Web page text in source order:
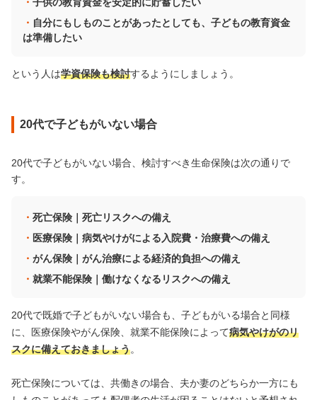
子供の教育資金を安定的に貯蓄したい
自分にもしものことがあったとしても、子どもの教育資金
は準備したい
という人は学資保険も検討するようにしましょう。
20代で子どもがいない場合
20代で子どもがいない場合、検討すべき生命保険は次の通りで
す。
死亡保険｜死亡リスクへの備え
医療保険｜病気やけがによる入院費・治療費への備え
がん保険｜がん治療による経済的負担への備え
就業不能保険｜働けなくなるリスクへの備え
20代で既婚で子どもがいない場合も、子どもがいる場合と同様
に、医療保険やがん保険、就業不能保険によって病気やけがのリ
スクに備えておきましょう。
死亡保険については、共働きの場合、夫か妻のどちらか一方にも